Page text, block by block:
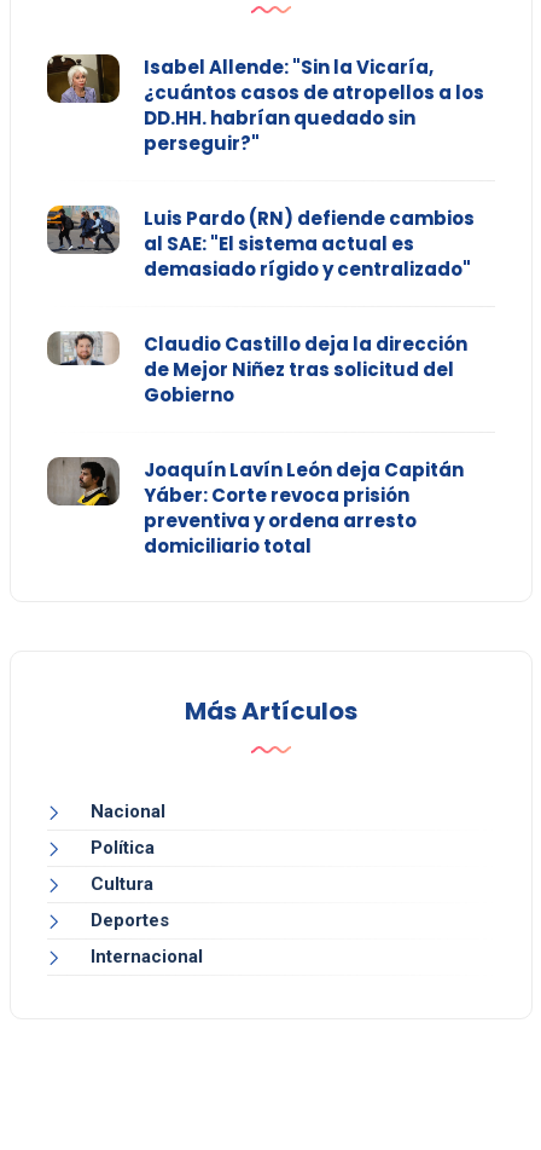
Isabel Allende: "Sin la Vicaría,
¿cuántos casos de atropellos a los
DD.HH. habrían quedado sin
perseguir?"
Luis Pardo (RN) defiende cambios
al SAE: "El sistema actual es
demasiado rígido y centralizado"
Claudio Castillo deja la dirección
de Mejor Niñez tras solicitud del
Gobierno
Joaquín Lavín León deja Capitán
Yáber: Corte revoca prisión
preventiva y ordena arresto
domiciliario total
Más Artículos
Nacional
Política
Cultura
Deportes
Internacional